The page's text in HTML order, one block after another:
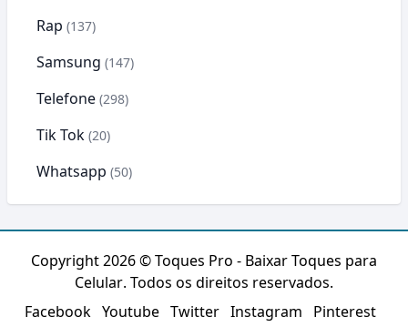
Rap (137)
Samsung (147)
Telefone (298)
Tik Tok (20)
Whatsapp (50)
Copyright 2026 ©Toques Pro - Baixar Toques para
Celular. Todos os direitos reservados.
Facebook Youtube Twitter Instagram
Pinterest